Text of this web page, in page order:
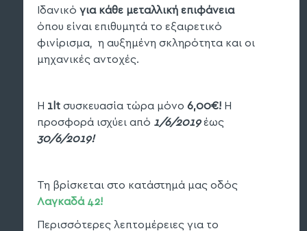
Ιδανικό για κάθε μεταλλική επιφάνεια
όπου είναι επιθυμητά το εξαιρετικό
φινίρισμα, η αυξημένη σκληρότητα και οι
μηχανικές αντοχές.
Η 1ltσυσκευασία τώρα μόνο 6,00€! Η
προσφορά ισχύει από 1/6/2019έως
30/6/2019!
Τη βρίσκεται στο κατάστημά μας οδός
Λαγκαδά 42!
Περισσότερες λεπτομέρειες για το